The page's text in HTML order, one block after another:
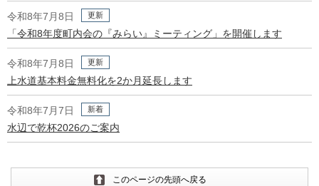
令和8年7月8日 更新
「令和8年度町内会の『みらい』ミーティング」を開催します
令和8年7月8日 更新
上水道基本料金無料化を2か月延長します
令和8年7月7日 新着
水辺で乾杯2026のご案内
このページの先頭へ戻る